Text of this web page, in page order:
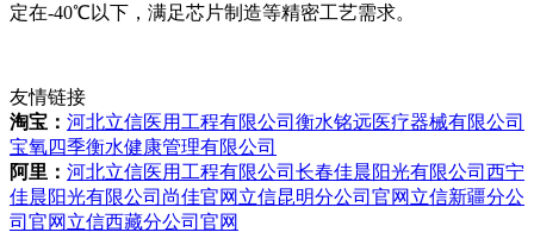
定在-40℃以下，满足芯片制造等精密工艺需求。
友情链接
淘宝： 河北立信医用工程有限公司 衡水铭远医疗器械有限公司
宝氧四季衡水健康管理有限公司
阿里： 河北立信医用工程有限公司 长春佳晨阳光有限公司 西宁
佳晨阳光有限公司 尚佳官网 立信昆明分公司官网 立信新疆分公
司官网 立信西藏分公司官网